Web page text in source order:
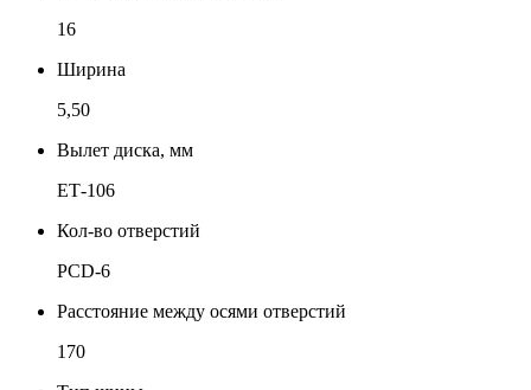
16
Ширина
5,50
Вылет диска, мм
ЕТ-106
Кол-во отверстий
PCD-6
Расстояние между осями отверстий
170